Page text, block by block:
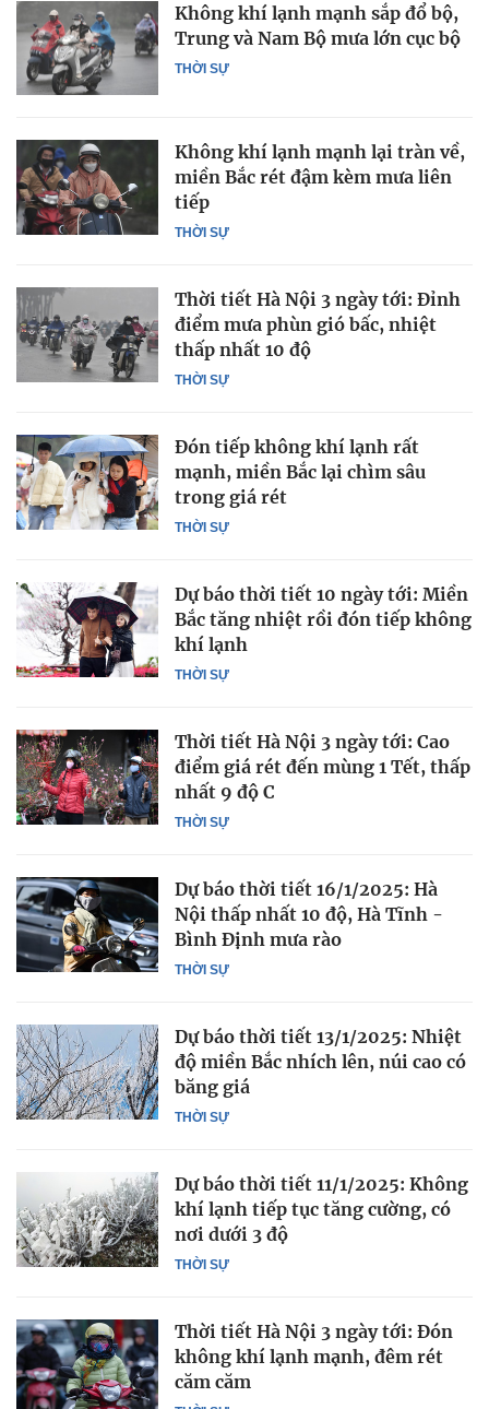
THỜI SỰ
Không khí lạnh mạnh sắp đổ bộ,
Trung và Nam Bộ mưa lớn cục bộ
THỜI SỰ
Không khí lạnh mạnh lại tràn về,
miền Bắc rét đậm kèm mưa liên
tiếp
THỜI SỰ
Thời tiết Hà Nội 3 ngày tới: Đỉnh
điểm mưa phùn gió bấc, nhiệt
thấp nhất 10 độ
THỜI SỰ
Đón tiếp không khí lạnh rất
mạnh, miền Bắc lại chìm sâu
trong giá rét
THỜI SỰ
Dự báo thời tiết 10 ngày tới: Miền
Bắc tăng nhiệt rồi đón tiếp không
khí lạnh
THỜI SỰ
Thời tiết Hà Nội 3 ngày tới: Cao
điểm giá rét đến mùng 1 Tết, thấp
nhất 9 độ C
THỜI SỰ
Dự báo thời tiết 16/1/2025: Hà
Nội thấp nhất 10 độ, Hà Tĩnh -
Bình Định mưa rào
THỜI SỰ
Dự báo thời tiết 13/1/2025: Nhiệt
độ miền Bắc nhích lên, núi cao có
băng giá
THỜI SỰ
Dự báo thời tiết 11/1/2025: Không
khí lạnh tiếp tục tăng cường, có
nơi dưới 3 độ
Thời tiết Hà Nội 3 ngày tới: Đón
không khí lạnh mạnh, đêm rét
căm căm